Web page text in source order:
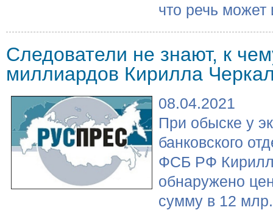
что речь может
Следователи не знают, к
миллиардов Кирилла
08.04.2021
При обыске у
банковского
ФСБ РФ
обнаружено
сумму в 12